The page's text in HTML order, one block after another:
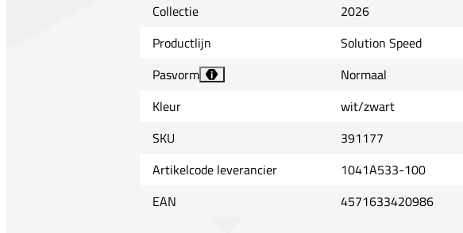
Collectie
2026
Productlijn
Solution Speed
Pasvorm
i
Normaal
Kleur
wit/zwart
SKU
391177
Artikelcode leverancier
1041A533-100
EAN
4571633420986